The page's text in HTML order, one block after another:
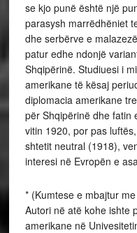
se kjo punë është një
parasysh marrëdhëniet
dhe serbërve e
patur edhe ndonjë
Shqipërinë. Studiuesi i
amerikane të kësaj
diplomacia amerikane
për Shqipërinë dhe fatin
vitin 1920, por pas
shtetit neutral (1918),
interesi në Evropën e
* (Kumtese e mbajtur
Autori në atë kohe ishte
amerikane në